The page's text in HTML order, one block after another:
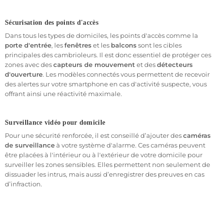
Les systèmes d'alarme connectés sont de plus en plus populaires
en raison de leur flexibilité et de leur facilité de gestion. En
intégrant les fonctionnalités de l'Internet des objets (IoT), ces
systèmes vous permettent de surveiller votredomicileà distance
à partir d'un smartphone, d'une tablette ou d'un ordinateur. En
cas d'intrusion, vous recevez immédiatement une alerte, ce qui
vous permet de vérifier en temps réel ce qui se passe chez vous,
même lorsque vous êtes à l'autre bout du monde.
équipements de sécurité, comme les
être intégrés à des services de sécurité qui interviennent
automatiquement en cas d'alerte. Ce type de système convient
parfaitement aux résidences principales ou secondaires, ainsi
qu'auxlogements en immeuble.
Sécurisation des points d'accès
Dans tous les types de domiciles, les points d'accès comme la
porte d'entrée, lesfenêtreset les balconssont les cibles
principales des cambrioleurs. Il est donc essentiel de protéger ces
zones avec descapteurs de mouvement et desdétecteurs
d'ouverture. Les modèles connectés vous permettent de recevoir
des alertes sur votre smartphone en cas d'activité suspecte, vous
offrant ainsi une réactivité maximale.
Surveillance vidéo pour domicile
Pour une sécurité renforcée, il est conseillé d’ajouter descaméras
de surveillanceà votre système d'alarme. Ces caméras peuvent
être placées à l'intérieur ou à l'extérieur de votre domicile pour
surveiller les zones sensibles. Elles permettent non seulement de
dissuader les intrus, mais aussi d’enregistrer des preuves en cas
d’infraction.